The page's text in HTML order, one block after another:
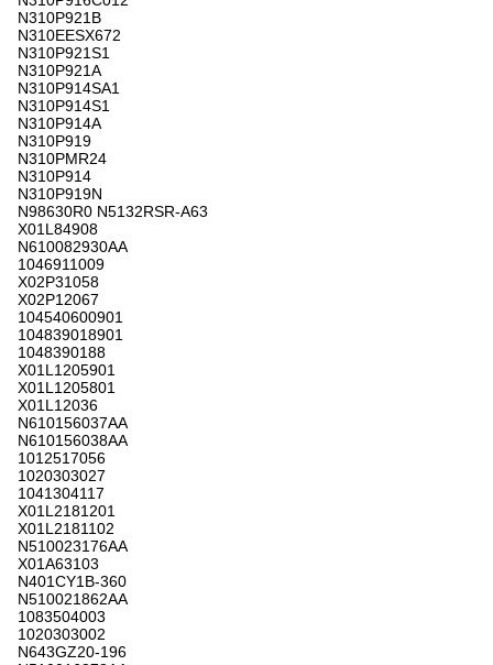
N310P921B
N310EESX672
N310P921S1
N310P921A
N310P914SA1
N310P914S1
N310P914A
N310P919
N310PMR24
N310P914
N310P919N
N98630R0 N5132RSR-A63
X01L84908
N610082930AA
1046911009
X02P31058
X02P12067
104540600901
104839018901
1048390188
X01L1205901
X01L1205801
X01L12036
N610156037AA
N610156038AA
1012517056
1020303027
1041304117
X01L2181201
X01L2181102
N510023176AA
X01A63103
N401CY1B-360
N510021862AA
1083504003
1020303002
N643GZ20-196